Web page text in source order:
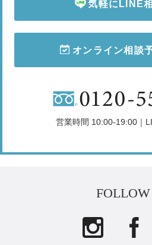
気軽にLINE
オンライン相談
営業時間 10:00-19:00｜
FOLLOW